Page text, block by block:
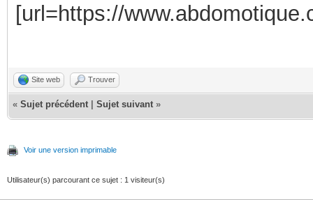
[url=https://
Site web Trouver
« Sujet précédent Sujet suivant »
Voir une version imprimable
Utilisateur(s) parcourant ce sujet : 1 visiteur(s)